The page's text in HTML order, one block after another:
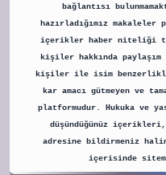
bağlantısı
hazırladığımız
içerikler haber niteliği
kişiler hakkında paylaşım
kişiler ile isim
kar amacı gütmeyen ve
platformudur. Hukuka ve
düşündüğünüz içerikleri,
adresine bildirmeniz
içerisinde